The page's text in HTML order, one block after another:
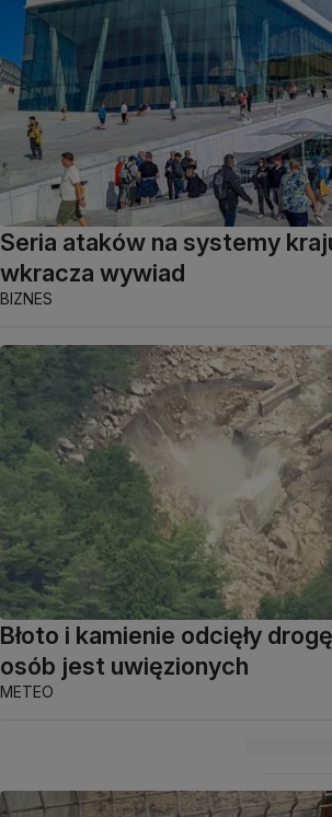
Seria ataków na systemy
wkracza wywiad
BIZNES
Błoto i kamienie odcięły
osób jest uwięzionych
METEO